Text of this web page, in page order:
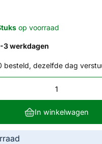
op voorraad
3 werkdagen
besteld, dezelfde dag
In winkelwagen